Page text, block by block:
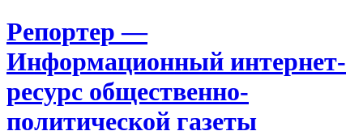
Репортер —
Информационный интернет-
ресурс общественно-
политической газеты